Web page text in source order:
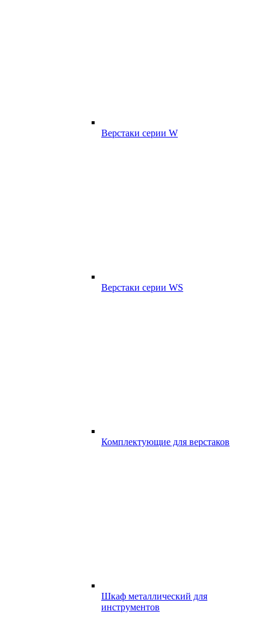
Верстаки серии W
Верстаки серии WS
Комплектующие для верстаков
Шкаф металлический для
инструментов